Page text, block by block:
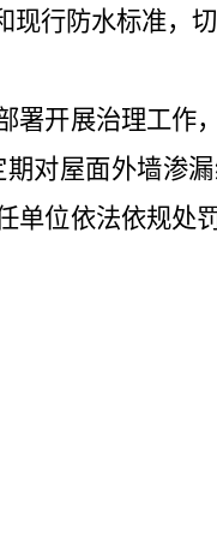
行防水标准，切
开展治理工作
对屋面外墙渗
单位依法依规处